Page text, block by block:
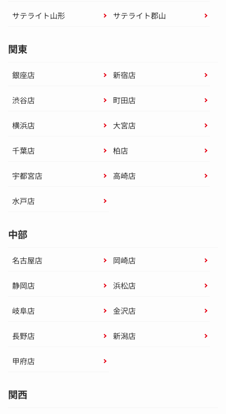
サテライト山形 サテライト郡山
関東
銀座店 新宿店
渋谷店 町田店
横浜店 大宮店
千葉店 柏店
宇都宮店 高崎店
水戸店
中部
名古屋店 岡崎店
静岡店 浜松店
岐阜店 金沢店
長野店 新潟店
甲府店
関西